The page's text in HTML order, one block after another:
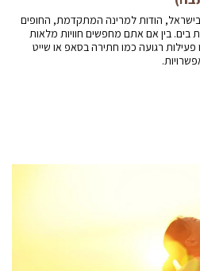
הודות למרינה המתקדמת, החופים
בין אם אתם מחפשים חוויות מלאות
רגועה כמו חתירה בסאפ או שייט